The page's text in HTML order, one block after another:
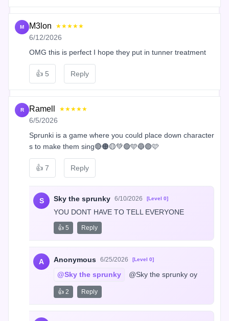
M M3lon ★★★★★
6/12/2026
OMG this is perfect I hope they put in tunner treatment
👍 5 Reply
R Ramell ★★★★★
6/5/2026
Sprunki is a game where you could place down character
s to make them sing🔴🟠🟡💚🟢🩵🔵🟣🩷
👍 7 Reply
S Sky the sprunky 6/10/2026 [Level 0]
YOU DONT HAVE TO TELL EVERYONE
👍 5 Reply
A Anonymous 6/25/2026 [Level 0]
@Sky the sprunky @Sky the sprunky oy
👍 2 Reply